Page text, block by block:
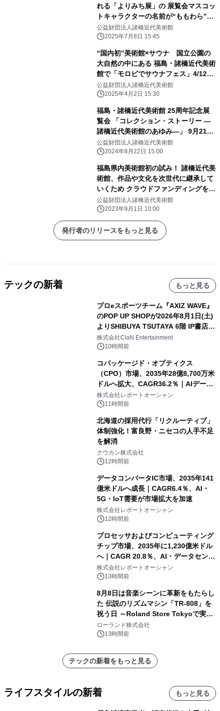
れる「よりみち展」の 展覧会マスコッ
トキャラクターの名前が“ももわら”に
決定！
公益財団法人諸橋近代美術館
2025年7月8日 15:45
“国内初”美術館×サウナ 国立公園の
大自然の中にある 福島・諸橋近代美術
館で「モロビでサウナフェス」4/12・
13開催
公益財団法人諸橋近代美術館
2025年4月2日 15:30
福島・諸橋近代美術館 25周年記念展
覧会 「コレクション・ストーリー ―
諸橋近代美術館のあゆみ―」 9月21日
～11月10日に開催
公益財団法人諸橋近代美術館
2024年8月22日 15:00
福島県内美術館初の試み！ 諸橋近代美
術館、作品や文化を次世代に継承して
いくため クラウドファンディングを9
月1日に開始
公益財団法人諸橋近代美術館
2023年9月1日 10:00
発行者のリリースをもっと見る
テックの新着 もっと見る
プロeスポーツチーム『AXIZ WAVE』
のPOP UP SHOPが2026年8月1日(土)
よりSHIBUYA TSUTAYA 6階 IP書店で
開催決定！！
株式会社ClaN Entertainment
10時間前
コパッケージド・オプティクス
（CPO）市場、2035年28億8,700万米
ドルへ拡大、CAGR36.2％｜AIデータ
センター・高速光通信需要が成長を加
速
株式会社レポートオーシャン
11時間前
北海道の採用代行「リクルーティブ」
体制強化！富良野・ニセコの人手不足
を解消
クウカン株式会社
12時間前
データコンバータIC市場、2035年141
億米ドルへ成長｜CAGR6.4％、AI・
5G・IoT需要が市場拡大を加速
株式会社レポートオーシャン
12時間前
プロセッサおよびコンピューティング
チップ市場、2035年に1,230億米ドル
へ｜CAGR 20.8％、AI・データセンタ
ー需要が成長を牽引
株式会社レポートオーシャン
13時間前
8月8日は音楽シーンに革新をもたらし
た 伝説のリズムマシン「TR-808」を
祝う日 ～Roland Store Tokyoで実機
を展示しての 記念キャンペーンを開
催 英国ラジオ「NTS」の 特別プログ
アーティストを フィーチャーしたアニ
メーションを公開～
ローランド株式会社
13時間前
テックの新着をもっと見る
ライフスタイルの新着 もっと見る